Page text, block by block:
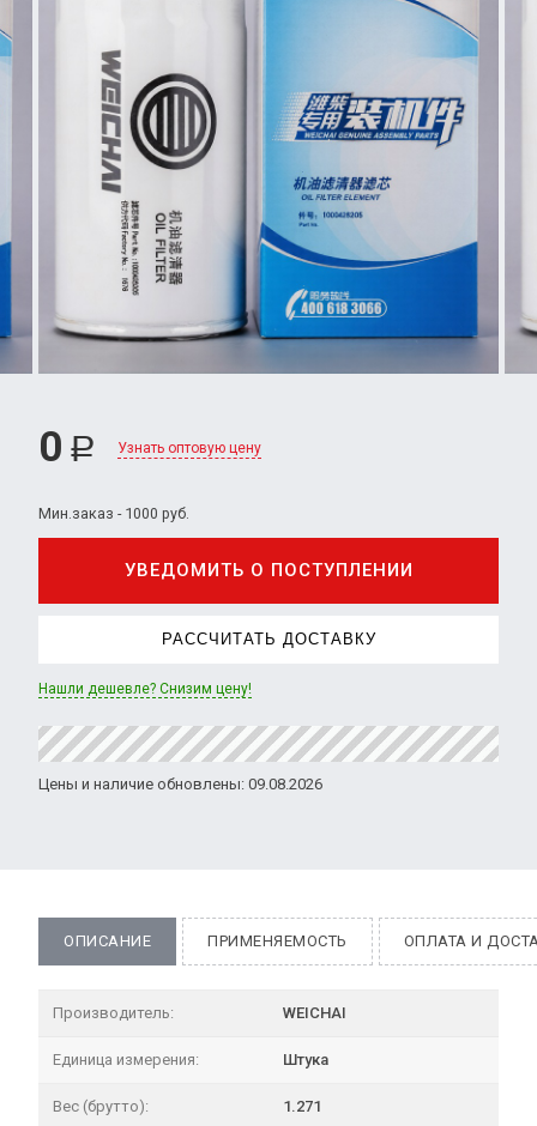
0 Р Узнать оптовую цену
Мин.заказ - 1000 руб.
УВЕДОМИТЬ О ПОСТУПЛЕНИИ
РАССЧИТАТЬ ДОСТАВКУ
Нашли дешевле? Снизим цену!
Цены и наличие обновлены: 09.08.2026
ОПИСАНИЕ ПРИМЕНЯЕМОСТЬ ОПЛАТА И
Производитель: WEICHAI
Единица измерения: Штука
Вес (брутто): 1.271